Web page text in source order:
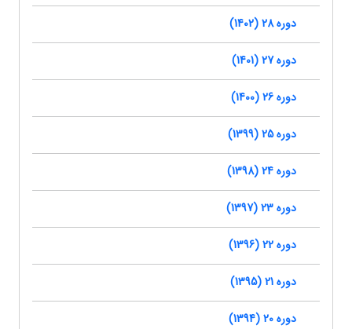
دوره 28 (1402)
دوره 27 (1401)
دوره 26 (1400)
دوره 25 (1399)
دوره 24 (1398)
دوره 23 (1397)
دوره 22 (1396)
دوره 21 (1395)
دوره 20 (1394)